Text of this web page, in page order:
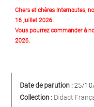
Chers et chères Internautes,
16 juillet 2026.
Vous pourrez commander à
2026.
Date de parution :25/
Collection : Didact